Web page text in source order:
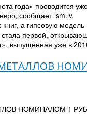
года» проводится
сообщает lsm.lv.
а гипсовую
первой,
выпущенная уже в
НОМИНАЛОМ 1